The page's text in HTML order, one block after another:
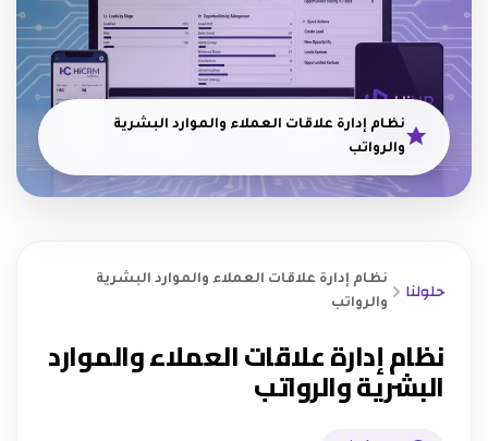
نظام إدارة علاقات العملاء والموارد البشرية
والرواتب
حلولنا
نظام إدارة علاقات العملاء والموارد البشرية
والرواتب
نظام إدارة علاقات العملاء والموارد
البشرية والرواتب